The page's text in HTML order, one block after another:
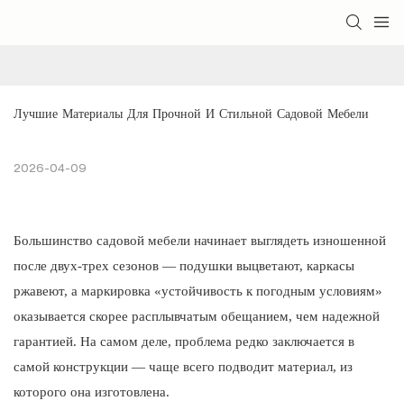
Лучшие Материалы Для Прочной И Стильной Садовой Мебели
2026-04-09
Большинство садовой мебели начинает выглядеть изношенной
после двух-трех сезонов — подушки выцветают, каркасы
ржавеют, а маркировка «устойчивость к погодным условиям»
оказывается скорее расплывчатым обещанием, чем надежной
гарантией. На самом деле, проблема редко заключается в
самой конструкции — чаще всего подводит материал, из
которого она изготовлена.